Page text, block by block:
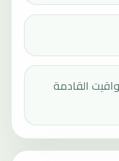
القادمة